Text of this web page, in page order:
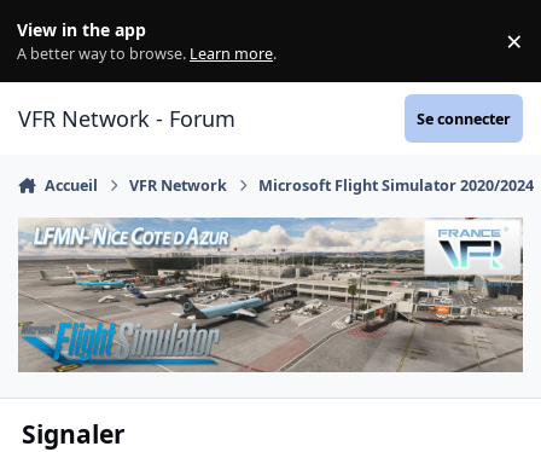
View in the app
A better way to browse. Learn more. ×
VFR Network - Forum Se connecter
Accueil VFR Network Microsoft Flight Simulator 2020/2024
Signaler